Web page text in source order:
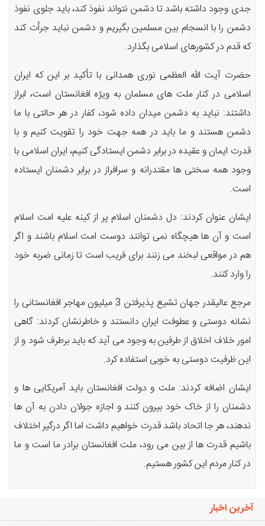
جدی وجود داشته باشد تا دشمن نتواند نفوذ کند، باید جلوی نفوذ
دشمن را با انسجام بین مسلمین بگیریم و دشمن نباید جرأت کند
که قدم در کشورهای اسلامی بگذارد.
حضرت آیت الله العظمی نوری همدانی با تأکید بر این که ایران
اسلامی در کنار ملت های مسلمان به ویژه افغانستان است، ابراز
داشتند: نباید به دشمن میدان داده شود، کفار در هر حالتی با ما
دشمن هستند و ما باید در همه جهت خود را تقویت کنیم و با
قدرت ایمان و عقیده در برابر دشمن ایستادگی کنیم، ایران اسلامی با
وجود همه سختی ها مقتدرانه و سرافراز در برابر دشمنان ایستاده
است.
ایشان عنوان کردند: دل دشمنان اسلام پر از کینه علیه امت اسلام
است و آن ها هیچگاه نمی توانند دوست امت اسلام باشند و اگر
هم در مواقعی لبخند می زنند برای فریب است تا زمانی ضربه خود
را وارد کنند.
مرجع عالیقدر جهان تشیع پذیرفتن 3 میلیون مهاجر افغانستانی را
نشانه دوستی و عطوفت ایران دانستند و خاطرنشان کردند: گاهی
امور خلاف اخلاق از طرفین به وجود می آید که باید برطرف شود و از
این ظرفیت دوستی به خوبی استفاده کرد.
ایشان اضافه کردند: ملت و دولت افغانستان باید آمریکایی ها و
دشمنان را از خاک خود بیرون کنند و اجازه جولان دادن به آن ها
ندهند، هر جا اتحاد باشد قدرت خواهیم داشت اما اگر درگیر اختلاف
باشیم قدرت ها از بین می رود، ملت افغانستان برادر ما است و ما
در کنار مردم این کشور هستیم.
آخرین اخبار